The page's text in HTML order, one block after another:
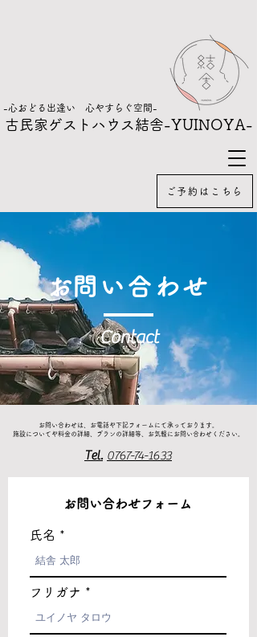
-心おどる出逢い 心やすらぐ空間-
古民家ゲストハウス結舎-YUINOYA-
ご予約はこちら
​お問い合わせ
Contact
お問い合わせは、お電話や下記フォームにて承っております。
施設についてや料金の詳細、プランの詳細等、お気軽にお問い合わせください。
Tel. 0767-74-1633
お問い合わせフォーム
氏名
フリガナ